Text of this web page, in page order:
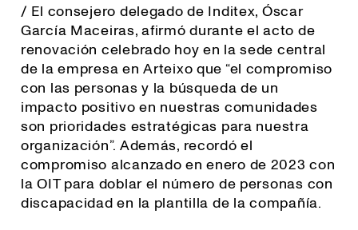
/ El consejero delegado de Inditex, Óscar
García Maceiras, afirmó durante el acto de
renovación celebrado hoy en la sede central
de la empresa en Arteixo que “el compromiso
con las personas y la búsqueda de un
impacto positivo en nuestras comunidades
son prioridades estratégicas para nuestra
organización”. Además, recordó el
compromiso alcanzado en enero de 2023 con
la OIT para doblar el número de personas con
discapacidad en la plantilla de la compañía.